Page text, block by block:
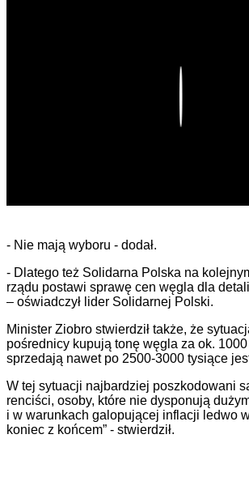
- Nie mają wyboru - dodał.
- Dlatego też Solidarna Polska na
rządu postawi sprawę cen węgla dla
– oświadczył lider Solidarnej Polski.
Minister Ziobro stwierdził także, że
pośrednicy kupują tonę węgla za ok. 1000
sprzedają nawet po 2500-3000 tysiące
W tej sytuacji najbardziej poszkodowani
renciści, osoby, które nie dysponują
i w warunkach galopującej inflacji ledwo
koniec z końcem” - stwierdził.